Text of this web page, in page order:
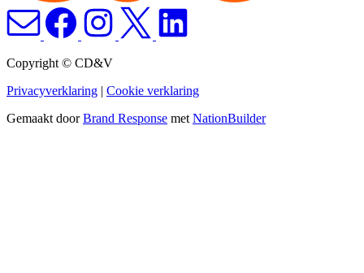
Copyright © CD&V
Privacyverklaring | Cookie verklaring
Gemaakt doorBrand Response metNationBuilder